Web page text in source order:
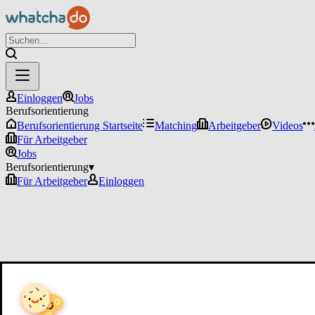
Einloggen
Jobs
Berufsorientierung
Berufsorientierung Startseite
Matching Arbeitgeber Videos
Für Arbeitgeber
Jobs
Berufsorientierung▾
Für Arbeitgeber
Einloggen